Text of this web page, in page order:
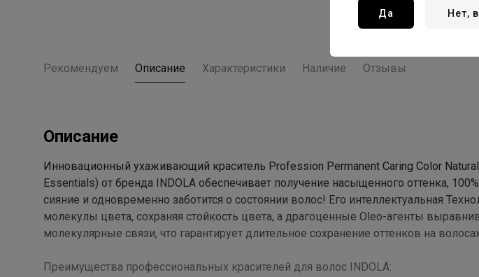
Рекомендуем Описание Характеристики Наличие Отзывы
Описание
Инновационный ухаживающий краситель Profession Permanent Caring Color
Essentials) от бренда INDOLA обеспечивает получение насыщенного оттенка,
сияние и одновременно заботится о состоянии волос! Его интеллектуальная
молекулы цвета, сохраняя стойкость цвета, а драгоценные Oleo-агенты
молекулярные связи, что гарантирует длительное сохранение оттенков на
Преимущества профессиональных красителей для волос INDOLA:
Да Нет,